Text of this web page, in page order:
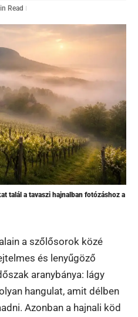
Read
talál a tavaszi hajnalban fotózáshoz a
a szőlősorok közé
és lenyűgöző
aranybánya: lágy
hangulat, amit délben
Azonban a hajnali köd